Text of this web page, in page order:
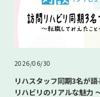
2026/06/30
リハスタッフ同期3名が語
リハビリのリアルな魅力